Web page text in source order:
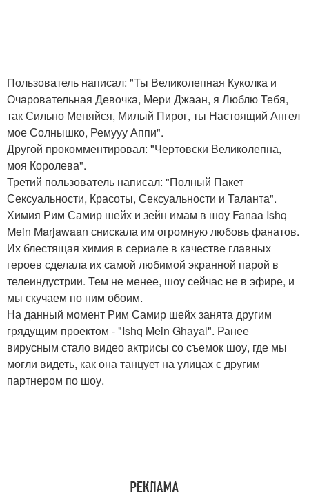
Пользователь написал: "Ты Великолепная Куколка и
Очаровательная Девочка, Мери Джаан, я Люблю Тебя,
так Сильно Меняйся, Милый Пирог, ты Настоящий Ангел
мое Солнышко, Ремууу Аппи".
Другой прокомментировал: "Чертовски Великолепна,
моя Королева".
Третий пользователь написал: "Полный Пакет
Сексуальности, Красоты, Сексуальности и Таланта".
Химия Рим Самир шейх и зейн имам в шоу Fanaa Ishq
Mein Marjawaan снискала им огромную любовь фанатов.
Их блестящая химия в сериале в качестве главных
героев сделала их самой любимой экранной парой в
телеиндустрии. Тем не менее, шоу сейчас не в эфире, и
мы скучаем по ним обоим.
На данный момент Рим Самир шейх занята другим
грядущим проектом - "Ishq Mein Ghayal". Ранее
вирусным стало видео актрисы со съемок шоу, где мы
могли видеть, как она танцует на улицах с другим
партнером по шоу.